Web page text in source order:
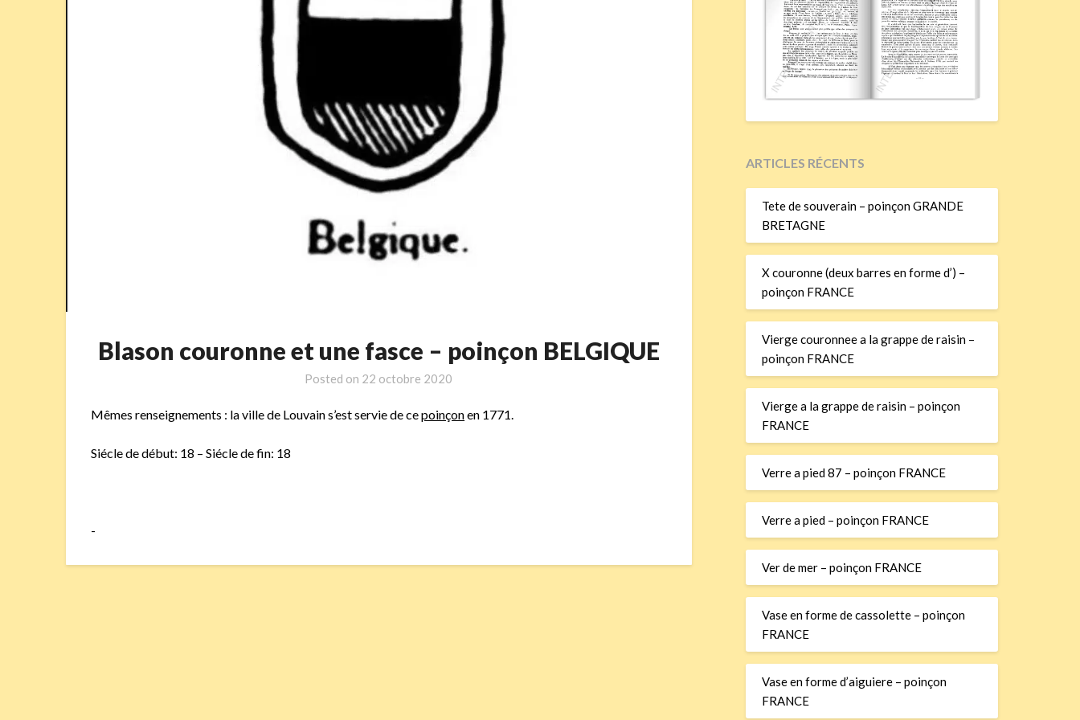
Blason couronne et une fasce – poinçon BELGIQUE
Posted on 22 octobre 2020
Mêmes renseignements : la ville de Louvain s’est servie de cepoinçonen 1771.
Siécle de début: 18 – Siécle de fin: 18
-
ARTICLES RÉCENTS
Tete de souverain – poinçon GRANDE
BRETAGNE
X couronne (deux barres en forme d’) –
poinçon FRANCE
Vierge couronnee a la grappe de raisin –
poinçon FRANCE
Vierge a la grappe de raisin – poinçon
FRANCE
Verre a pied 87 – poinçon FRANCE
Verre a pied – poinçon FRANCE
Ver de mer – poinçon FRANCE
Vase en forme de cassolette – poinçon
FRANCE
Vase en forme d’aiguiere – poinçon
FRANCE